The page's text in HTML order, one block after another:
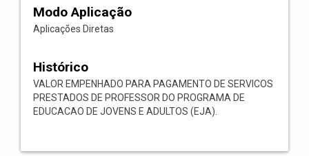
Modo Aplicação
Aplicações Diretas
Histórico
VALOR EMPENHADO PARA PAGAMENTO DE SERVICOS
PRESTADOS DE PROFESSOR DO PROGRAMA DE
EDUCACAO DE JOVENS E ADULTOS (EJA).